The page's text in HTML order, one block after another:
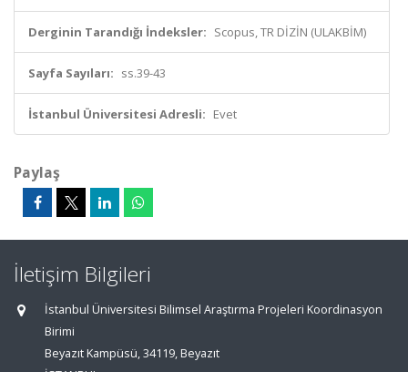
Derginin Tarandığı İndeksler: Scopus, TR DİZİN (ULAKBİM)
Sayfa Sayıları: ss.39-43
İstanbul Üniversitesi Adresli: Evet
Paylaş
İletişim Bilgileri
İstanbul Üniversitesi Bilimsel Araştırma Projeleri Koordinasyon
Birimi
Beyazıt Kampüsü, 34119, Beyazıt